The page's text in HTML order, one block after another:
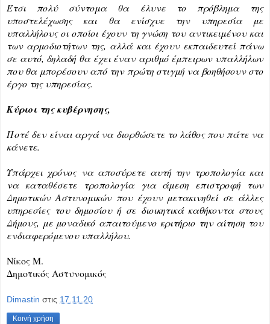
Έτσι πολύ σύντομα θα έλυνε το πρόβλημα της
υποστελέχωσης και θα ενίσχυε την υπηρεσία με
υπαλλήλους οι οποίοι έχουν τη γνώση του αντικειμένου και
των αρμοδιοτήτων της, αλλά και έχουν εκπαιδευτεί πάνω
σε αυτό, δηλαδή θα έχει έναν αριθμό έμπειρων υπαλλήλων
που θα μπορέσουν από την πρώτη στιγμή να βοηθήσουν στο
έργο της υπηρεσίας.
Κύριοι της κυβέρνησης,
Ποτέ δεν είναι αργά να διορθώσετε το λάθος που πάτε να
κάνετε.
Υπάρχει χρόνος να αποσύρετε αυτή την τροπολογία και
να καταθέσετε τροπολογία για άμεση επιστροφή των
Δημοτικών Αστυνομικών που έχουν μετακινηθεί σε άλλες
υπηρεσίες του δημοσίου ή σε διοικητικά καθήκοντα στους
Δήμους, με μοναδικό απαιτούμενο κριτήριο την αίτηση του
ενδιαφερόμενου υπαλλήλου.
Νίκος Μ.
Δημοτικός Αστυνομικός
Dimastin στις 17.11.20
Κοινή χρήση